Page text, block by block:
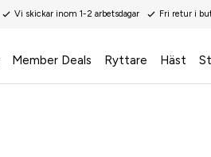
Vi skickar inom 1-2 arbetsdagar Fri retur i
Member Deals Ryttare Häst